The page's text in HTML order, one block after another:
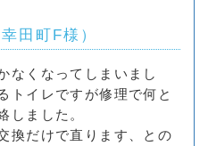
幸田町F様）
なくなってしまいまし
トイレですが修理で何と
しました。
換だけで直ります、との